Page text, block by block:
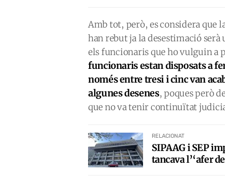
Amb tot, però, es considera que
han rebut ja la desestimació
els funcionaris que ho vulguin a
funcionaris estan disposats a
només entre tresi i cinc van
algunes desenes, poques però
que no va tenir continuïtat
RELACIONAT
SIPAAG i SEP
tancava l’‘afer